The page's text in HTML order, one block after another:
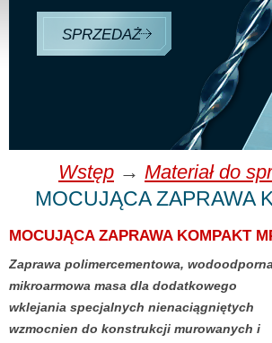
SPRZEDAŻ
Wstęp → Materiał do
MOCUJĄCA ZAPRAWA
MOCUJĄCA ZAPRAWA KOMPAKT
Zaprawa polimercementowa,
mikroarmowa masa dla dodatkowego
wklejania specjalnych nienaciągniętych
wzmocnien do konstrukcji murowanych i